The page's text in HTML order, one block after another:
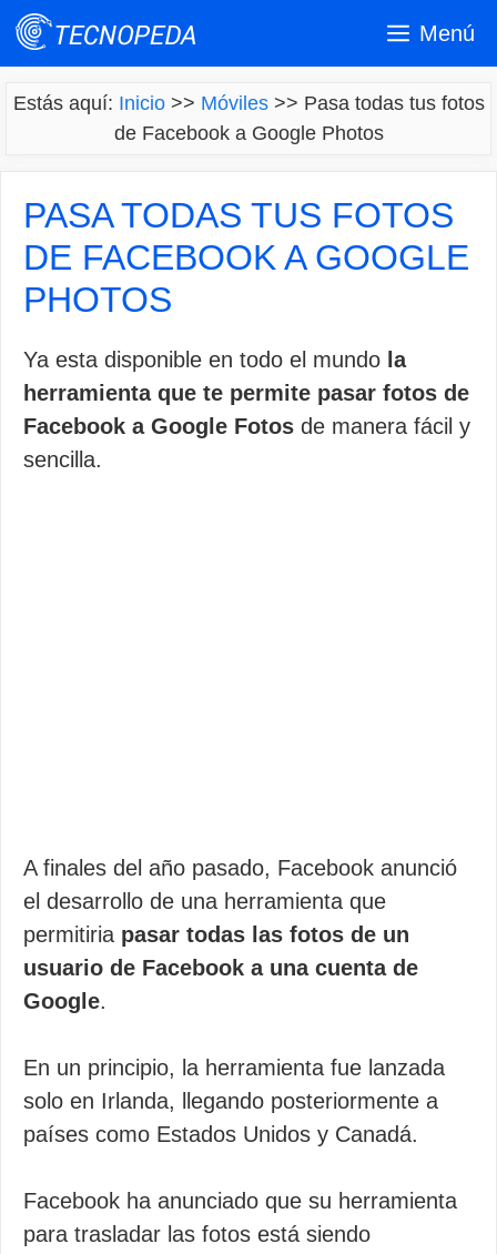
Saltar
Menú
Estás aquí: Inicio>> Móviles>> Pasa todas tus fotos
de Facebook a Google Photos
PASA TODAS TUS FOTOS
DE FACEBOOK A GOOGLE
PHOTOS
Ya esta disponible en todo el mundo la
herramienta que te permite pasar fotos de
Facebook a Google Fotos de manera fácil y
sencilla.
A finales del año pasado, Facebook anunció
el desarrollo de una herramienta que
permitiria pasar todas las fotos de un
usuario de Facebook a una cuenta de
Google.
En un principio, la herramienta fue lanzada
solo en Irlanda, llegando posteriormente a
países como Estados Unidos y Canadá.
Facebook ha anunciado que su herramienta
para trasladar las fotos está siendo